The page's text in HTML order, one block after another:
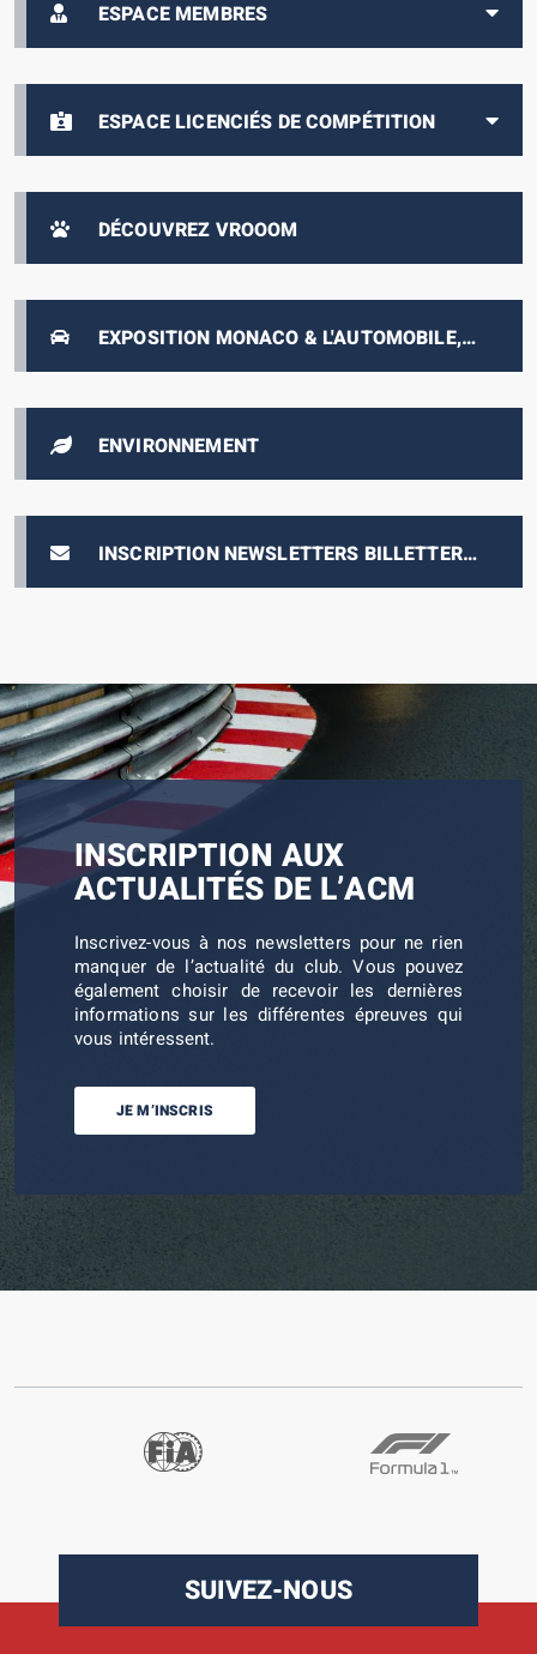
ESPACE MEMBRES
ESPACE LICENCIÉS DE COMPÉTITION
DÉCOUVREZ VROOOM
EXPOSITION MONACO & L'AUTOMOBILE,
DE 1893 À NOS JOURS
ENVIRONNEMENT
INSCRIPTION NEWSLETTERS BILLETTERIE
E-PRIX
INSCRIPTION AUX
ACTUALITÉS DE L’ACM
Inscrivez-vous à nos newsletters pour ne rien
manquer de l’actualité du club. Vous pouvez
également choisir de recevoir les dernières
informations sur les différentes épreuves qui
vous intéressent.
JE M’INSCRIS
SUIVEZ-NOUS